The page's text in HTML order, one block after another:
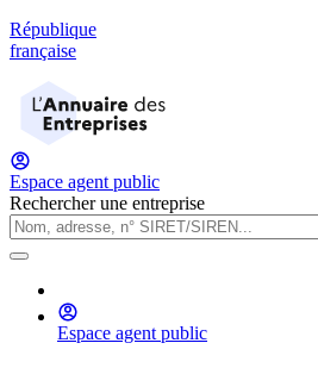
République
française
Espace agent public
Rechercher une entreprise
Espace agent public